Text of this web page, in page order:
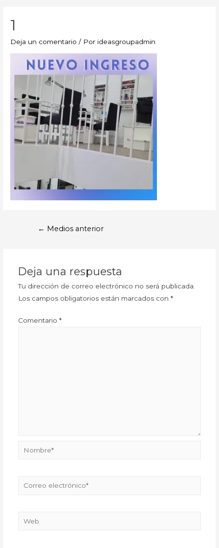
1
Deja un comentario / Por ideasgroupadmin
← Medios anterior
Deja una respuesta
Tu dirección de correo electrónico no será publicada.
Los campos obligatorios están marcados con *
Comentario *